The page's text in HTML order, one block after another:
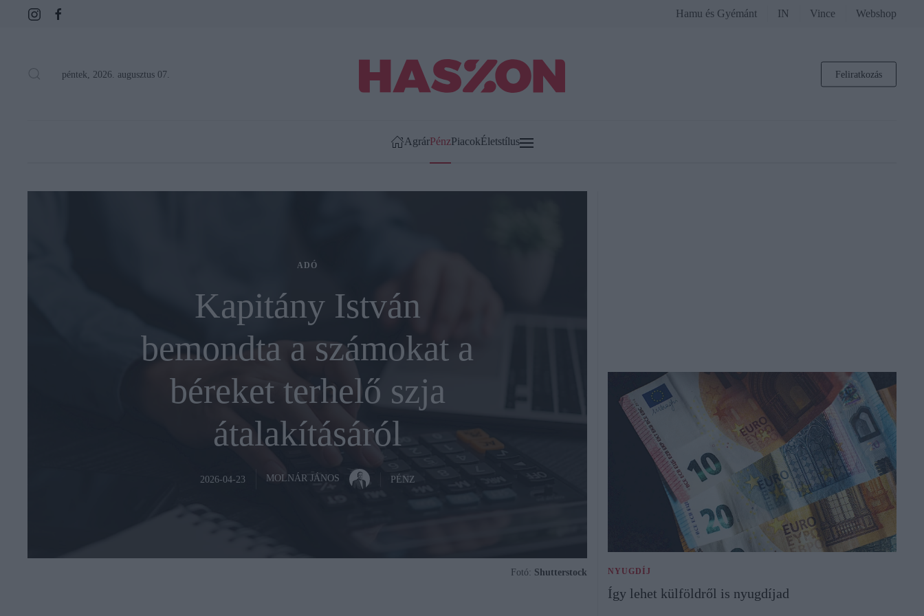
Hamu és Gyémánt IN Vince Webshop
péntek, 2026. augusztus 07. Feliratkozás
AgrárPénzPiacokÉletstílus
ADÓ
Kapitány István
bemondta a számokat a
béreket terhelő szja
átalakításáról
2026-04-23 MOLNÁR JÁNOS PÉNZ
Fotó: Shutterstock NYUGDÍJ
Így lehet külföldről is nyugdíjad